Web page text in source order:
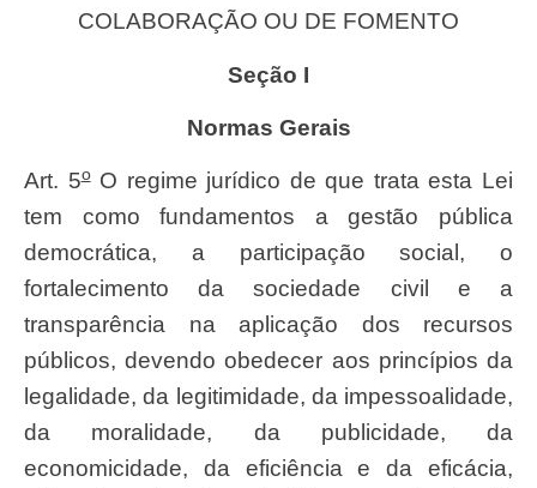
COLABORAÇÃO OU DE FOMENTO
Seção I
Normas Gerais
Art. 5oO regime jurídico de que trata esta Lei
tem como fundamentos a gestão pública
democrática, a participação social, o
fortalecimento da sociedade civil e a
transparência na aplicação dos recursos
públicos, devendo obedecer aos princípios da
legalidade, da legitimidade, da impessoalidade,
da moralidade, da publicidade, da
economicidade, da eficiência e da eficácia,